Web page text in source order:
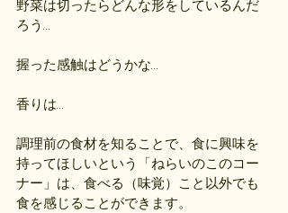
野菜は切ったらどんな形をしているんだ
ろう…
握った感触はどうかな…
香りは…
調理前の食材を知ることで、食に興味を
持ってほしいという「ねらいのこのコー
ナー」は、食べる（味覚）こと以外でも
食を感じることができます。